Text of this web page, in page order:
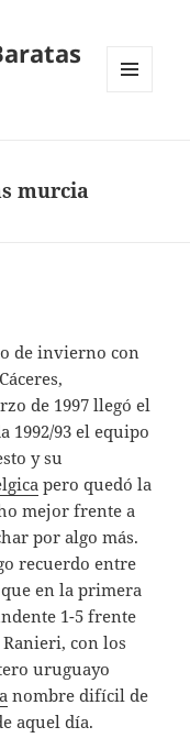
murcia
de invierno con
de 1997 llegó el
1992/93 el equipo
y su
pero quedó la
mejor frente a
por algo más.
recuerdo entre
en la primera
1-5 frente
con los
uruguayo
nombre difícil de
aquel día.